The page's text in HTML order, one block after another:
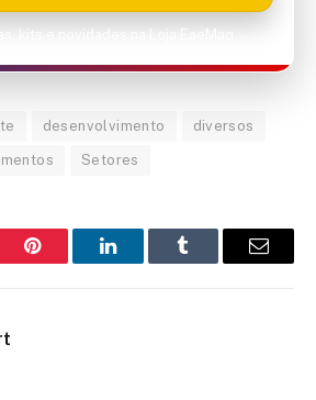
desenvolvimento diversos
Setores
Pinterest LinkedInTumblr Email